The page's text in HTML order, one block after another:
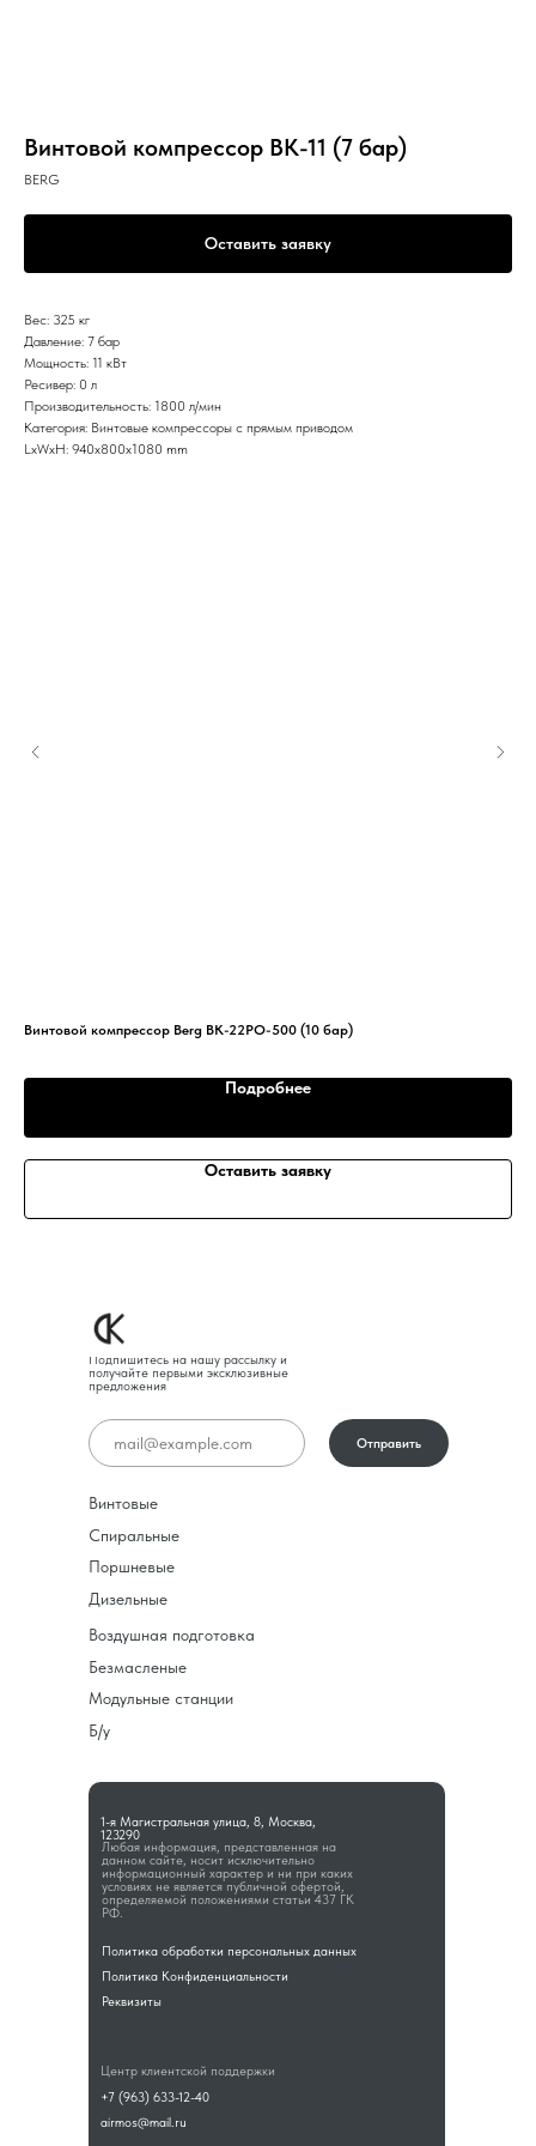
Винтовой компрессор ВК-11 (7 бар)
BERG
Оставить заявку
Вес: 325 кг
Давление: 7 бар
Мощность: 11 кВт
Ресивер: 0 л
Производительность: 1800 л/мин
Категория: Винтовые компрессоры с прямым приводом
LxWxH: 940x800x1080 mm
Винтовой компрессор Berg ВК-22РО-500 (10 бар)
Подробнее
Оставить заявку
Любая информация, представленная на
данном сайте, носит исключительно
информационный характер и ни при каких
условиях не является публичной офертой,
определяемой положениями статьи 437 ГК
РФ.
1-я Магистральная улица, 8, Москва,
123290
Подпишитесь на нашу рассылку и
получайте первыми эксклюзивные
предложения
Винтовые
Спиральные
Поршневые
Дизельные
Воздушная подготовка
Безмасленые
Модульные станции
Б/у
Политика обработки персональных данных
Политика Конфиденциальности
Реквизиты
Центр клиентской поддержки
+7 (963) 633-12-40
airmos@mail.ru
Отправить